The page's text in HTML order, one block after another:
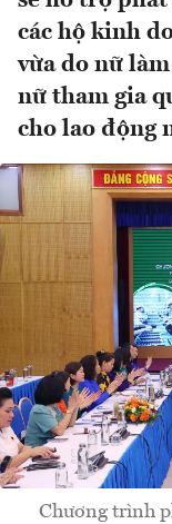
các hộ kinh
vừa do nữ
nữ tham gia
cho lao động
Chương trình